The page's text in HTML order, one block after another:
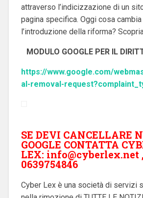
attraverso l’indicizzazione di un
pagina specifica. Oggi cosa cambia
l’introduzione della riforma?
MODULO GOOGLE PER IL
https://www.google.com/
al-removal-
SE DEVI CANCELLARE
GOOGLE CONTATTA
LEX: info@cyberlex.net
0639754846
Cyber Lex è una società di servizi